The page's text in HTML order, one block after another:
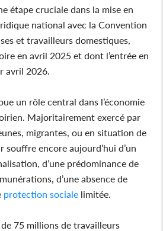
étape cruciale dans la mise en
national avec la Convention
et travailleurs domestiques,
en avril 2025 et dont l’entrée en
avril 2026.
un rôle central dans l’économie
Majoritairement exercé par
migrantes, ou en situation de
encore aujourd’hui d’un
d’une prédominance de
d’une absence de
protection sociale limitée.
de 75 millions de travailleurs